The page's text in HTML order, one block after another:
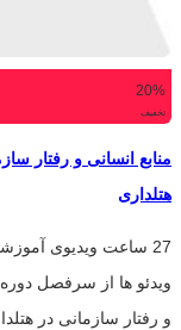
20%
تخفیف
منابع انسانی و رفتار
هتلداری
27 ساعت ویدیوی
ویدئو ها از سرفصل دوره
و رفتار سازمانی در